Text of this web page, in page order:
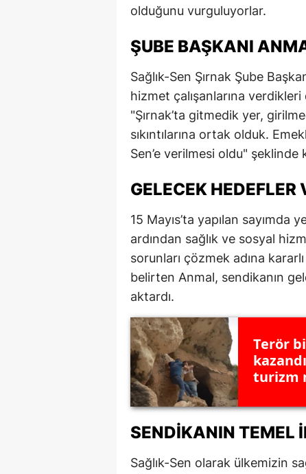
olduğunu vurguluyorlar.
ŞUBE BAŞKANI
Sağlık-Sen Şırnak Şube
hizmet çalışanlarına
"Şırnak’ta gitmedik yer,
sıkıntılarına ortak olduk.
Sen’e verilmesi oldu" şeklinde
GELECEK
15 Mayıs’ta yapılan sayımda
ardından sağlık ve sosyal
sorunları çözmek adına
belirten Anmal, sendikanın
aktardı.
Terör
turizm
SENDIKANIN TEMEL
Sağlık-Sen olarak ülkemizin